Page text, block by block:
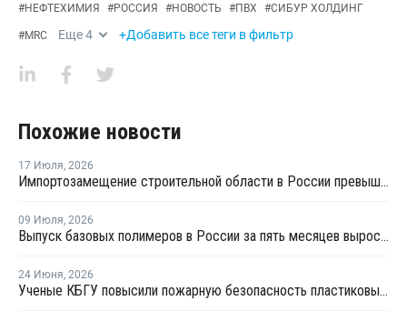
#НЕФТЕХИМИЯ #РОССИЯ #НОВОСТЬ #ПВХ #СИБУР ХОЛДИНГ
#MRC Еще4 +Добавить все теги в фильтр
Похожие новости
17 Июля, 2026
Импортозамещение строительной области в России превышает 98%
09 Июля, 2026
Выпуск базовых полимеров в России за пять месяцев вырос на 3,8%
24 Июня, 2026
Ученые КБГУ повысили пожарную безопасность пластиковых стройматериалов